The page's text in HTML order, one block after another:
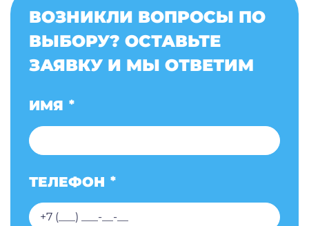
ВОЗНИКЛИ ВОПРОСЫ ПО
ВЫБОРУ? ОСТАВЬТЕ
ЗАЯВКУ И МЫ ОТВЕТИМ
ИМЯ *
ТЕЛЕФОН *